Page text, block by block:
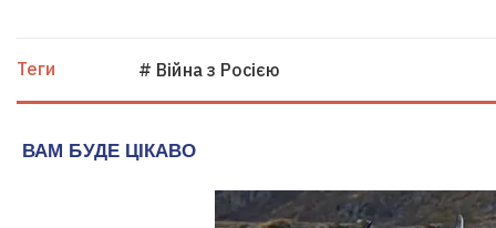
Теги # Війна з Росією